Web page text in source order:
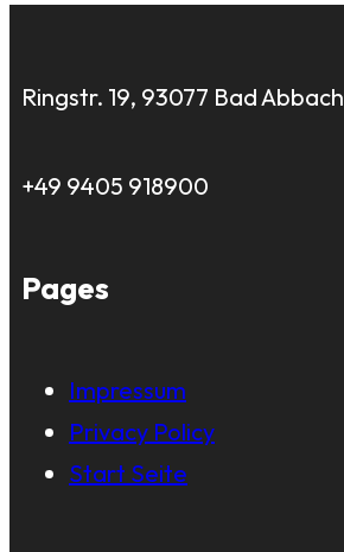
Ringstr. 19, 93077 Bad Abbach
+49 9405 918900
Pages
Impressum
Privacy Policy
Start Seite